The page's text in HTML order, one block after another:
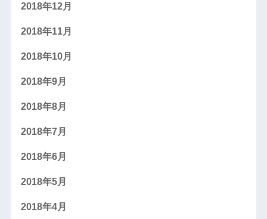
2018年12月
2018年11月
2018年10月
2018年9月
2018年8月
2018年7月
2018年6月
2018年5月
2018年4月